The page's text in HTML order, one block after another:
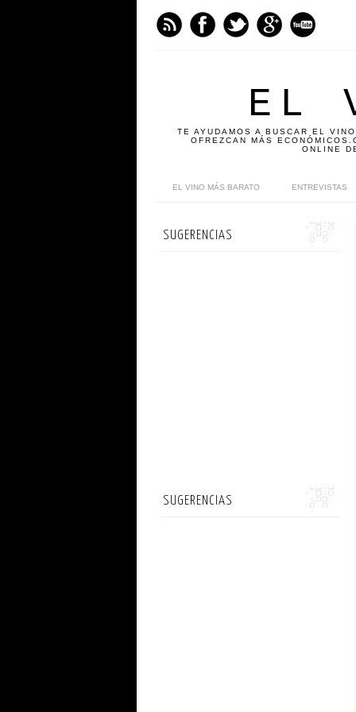
EL
TE AYUDAMOS A BUSCAR EL
OFREZCAN MÁS
ONLINE
EL VINO MÁS BARATO ENTREVISTAS
SUGERENCIAS
SUGERENCIAS